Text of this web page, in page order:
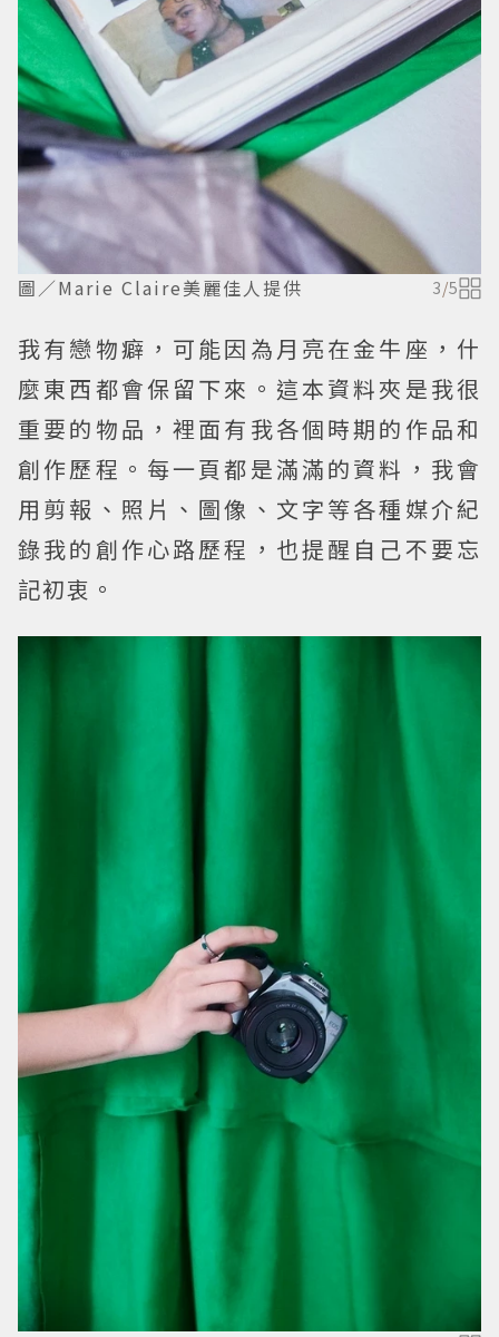
圖／Marie Claire美麗佳人提供 3/5
我有戀物癖，可能因為月亮在金牛座，什
麼東西都會保留下來。這本資料夾是我很
重要的物品，裡面有我各個時期的作品和
創作歷程。每一頁都是滿滿的資料，我會
用剪報、照片、圖像、文字等各種媒介紀
錄我的創作心路歷程，也提醒自己不要忘
記初衷。